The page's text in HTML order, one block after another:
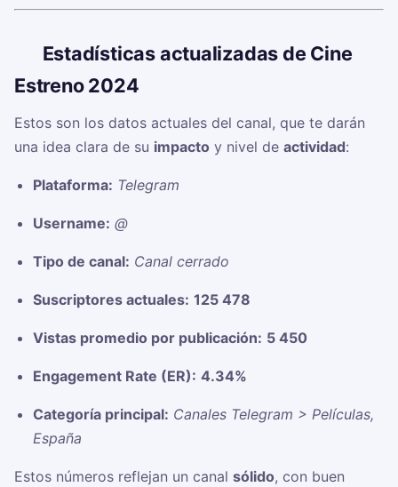
Estadísticas actualizadas de Cine
Estreno 2024
Estos son los datos actuales del canal, que te darán
una idea clara de su impacto y nivel de actividad:
Plataforma: Telegram
Username: @
Tipo de canal: Canal cerrado
Suscriptores actuales: 125 478
Vistas promedio por publicación: 5 450
Engagement Rate (ER): 4.34%
Categoría principal: Canales Telegram > Películas,
España
Estos números reflejan un canal sólido, con buen